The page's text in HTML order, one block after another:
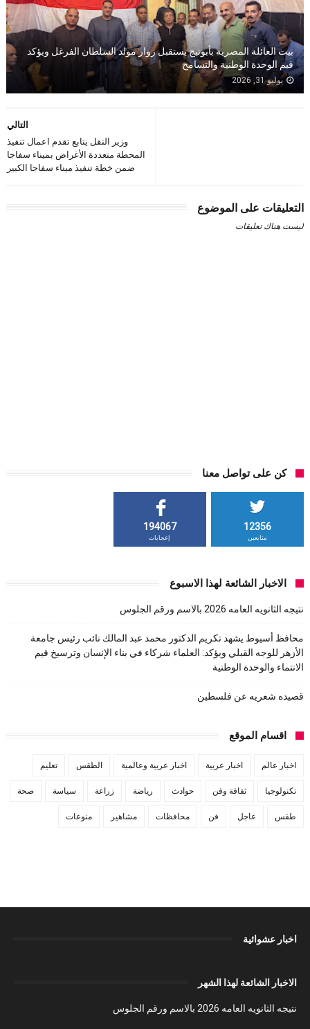
بيت العائلة المصرية بأبوتيج يستقبل زوار مولد السلطان الفرغل ويؤكد
قيم الوحدة الوطنية والتسامح
يوليو 31, 2026
التالي
وزير النقل يتابع تقدم اعمال تنفيذ
المحطة متعددة الأغراض بميناء سفاجا
ضمن خطة تنفيذ ميناء سفاجا الكبير
التعليقات على الموضوع
ليست هناك تعليقات
كن على تواصل معنا
12356
متابعين
194067
إعجابات
الاخبار الشائعة لهذا الاسبوع
نتيجه الثانويه العامه 2026 بالاسم ورقم الجلوس
محافظ أسيوط يشهد تكريم الدكتور محمد عبد المالك نائب رئيس جامعة
الأزهر للوجه القبلي ويؤكد: العلماء شركاء في بناء الإنسان وترسيخ قيم
الانتماء والوحدة الوطنية
قصيده شعريه عن فلسطين
اقسام الموقع
اخبار عالم اخبار عربية اخبار عربية وعالمية الطقس تعليم
تكنولوجيا ثقافة وفن حوادث رياضة زراعة سياسة صحة
طقس عاجل فن محافظات مشاهير منوعات
اخبار عشوائية
الاخبار الشائعة لهذا الشهر
نتيجه الثانويه العامه 2026 بالاسم ورقم الجلوس